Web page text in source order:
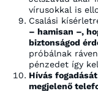
vírusokkal is
Csalási
– hamisan –,
biztonságod
próbálnak
pénzedet így
Hívás
megjelenő